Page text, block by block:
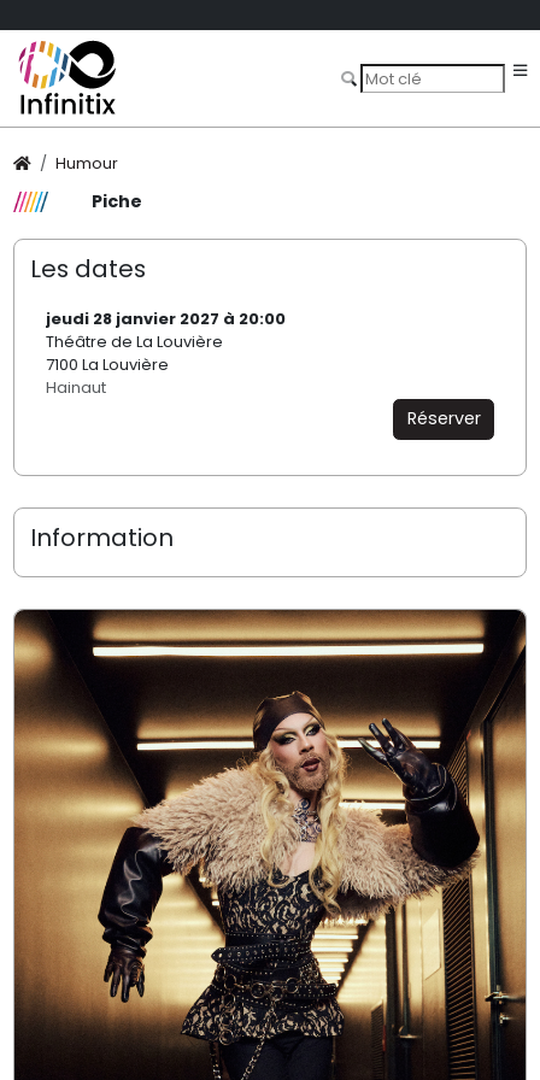
Humour
Piche
Les dates
jeudi 28 janvier 2027 à 20:00
Théâtre de La Louvière
7100 La Louvière
Hainaut
Réserver
Information